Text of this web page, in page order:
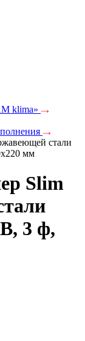
klima»
стали
мм
Slim
3 ф,